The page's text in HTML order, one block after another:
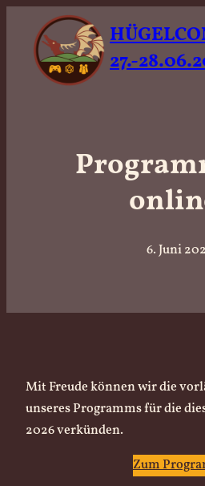
27.-
6. Juni
Mit Freude können wir die
unseres Programms für die
2026 verkünden.
Zum